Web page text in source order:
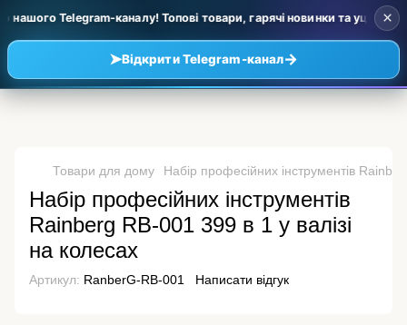
Telegram-каналу! Топові товари, гарячі новинки та уцінка за
➤Відкрити Telegram-канал→
×
Товари для дому Набір професійних інструментів
Набір професійних інструментів
Rainberg RB-001 399 в 1 у валізі
на колесах
Артикул: RanberG-RB-001 Написати відгук